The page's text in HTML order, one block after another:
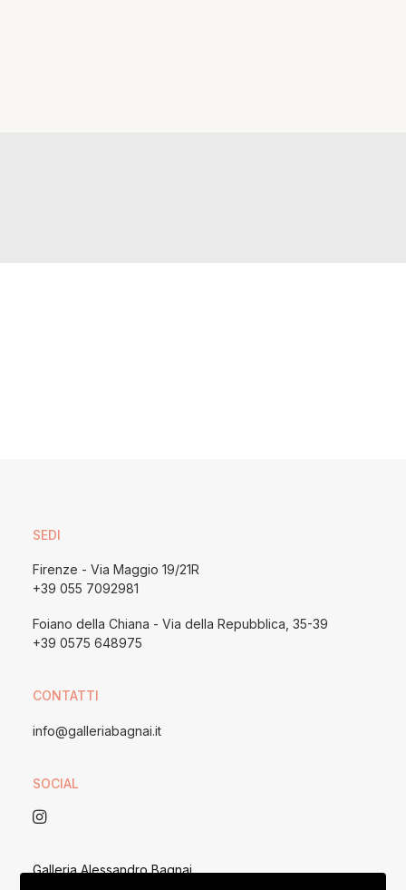
SEDI
Firenze - Via Maggio 19/21R
+39 055 7092981
Foiano della Chiana - Via della Repubblica, 35-39
+39 0575 648975
CONTATTI
info@galleriabagnai.it
SOCIAL
Galleria Alessandro Bagnai